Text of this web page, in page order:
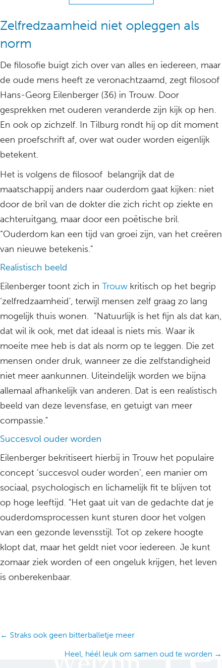
Zelfredzaamheid niet opleggen als
norm
De filosofie buigt zich over van alles en iedereen, maar
de oude mens heeft ze veronachtzaamd, zegt filosoof
Hans-Georg Eilenberger (36) in Trouw. Door
gesprekken met ouderen veranderde zijn kijk op hen.
En ook op zichzelf. In Tilburg rondt hij op dit moment
een proefschrift af, over wat ouder worden eigenlijk
betekent.
Het is volgens de filosoof belangrijk dat de
maatschappij anders naar ouderdom gaat kijken: niet
door de bril van de dokter die zich richt op ziekte en
achteruitgang, maar door een poëtische bril.
“Ouderdom kan een tijd van groei zijn, van het creëren
van nieuwe betekenis.”
Realistisch beeld
Eilenberger toont zich in Trouw kritisch op het begrip
‘zelfredzaamheid’, terwijl mensen zelf graag zo lang
mogelijk thuis wonen. “Natuurlijk is het fijn als dat kan,
dat wil ik ook, met dat ideaal is niets mis. Waar ik
moeite mee heb is dat als norm op te leggen. Die zet
mensen onder druk, wanneer ze die zelfstandigheid
niet meer aankunnen. Uiteindelijk worden we bijna
allemaal afhankelijk van anderen. Dat is een realistisch
beeld van deze levensfase, en getuigt van meer
compassie.”
Succesvol ouder worden
Eilenberger bekritiseert hierbij in Trouw het populaire
concept ‘succesvol ouder worden’, een manier om
sociaal, psychologisch en lichamelijk fit te blijven tot
op hoge leeftijd. “Het gaat uit van de gedachte dat je
ouderdomsprocessen kunt sturen door het volgen
van een gezonde levensstijl. Tot op zekere hoogte
klopt dat, maar het geldt niet voor iedereen. Je kunt
zomaar ziek worden of een ongeluk krijgen, het leven
is onberekenbaar.
Posts
← Straks ook geen bitterballetje meer
Heel, héél leuk om samen oud te worden →